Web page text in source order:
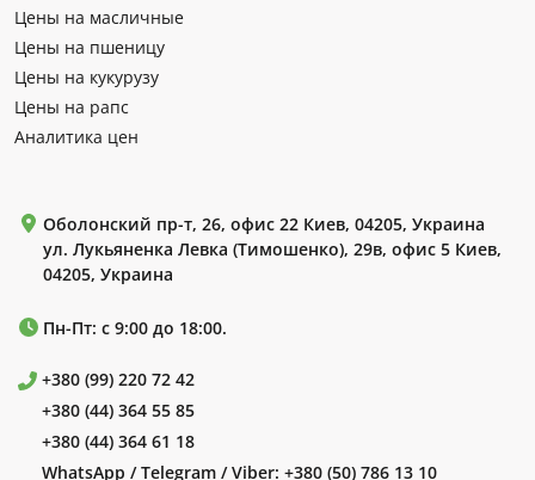
Цены на масличные
Цены на пшеницу
Цены на кукурузу
Цены на рапс
Аналитика цен
Оболонский пр-т, 26, офис 22 Киев, 04205, Украина
ул. Лукьяненка Левка (Тимошенко), 29в, офис 5 Киев,
04205, Украина
Пн-Пт: с 9:00 до 18:00.
+380 (99) 220 72 42
+380 (44) 364 55 85
+380 (44) 364 61 18
WhatsApp / Telegram / Viber: +380 (50) 786 13 10